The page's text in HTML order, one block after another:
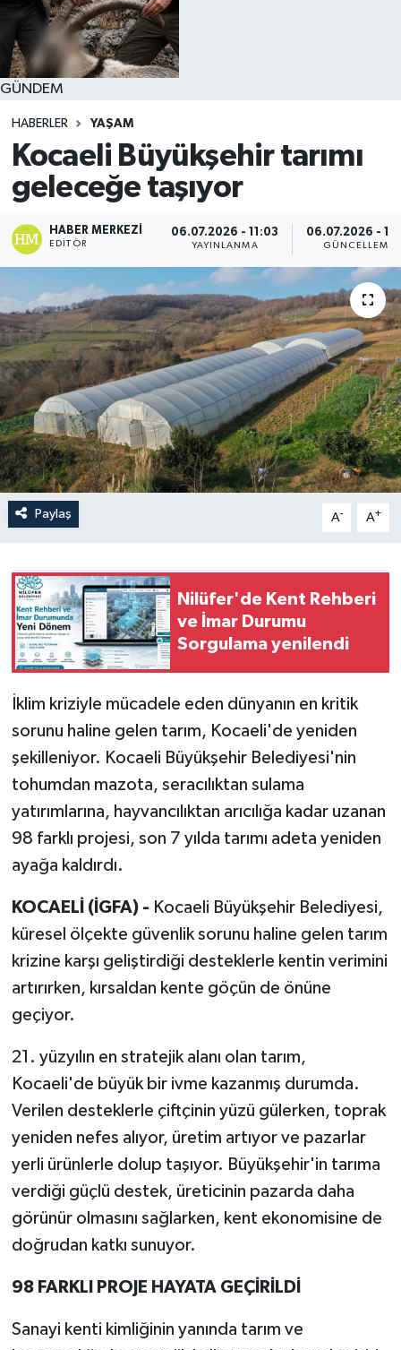
GÜNDEM
HABERLER YAŞAM
Kocaeli Büyükşehir tarımı
geleceğe taşıyor
HABER MERKEZI
EDITÖR
06.07.2026 - 11:03
YAYINLANMA
06.07.2026 -
GÜNCELLEME
Paylaş A- A+
Nilüfer'de Kent Rehberi
ve İmar Durumu
Sorgulama yenilendi
İklim kriziyle mücadele eden dünyanın en kritik
sorunu haline gelen tarım, Kocaeli'de yeniden
şekilleniyor. Kocaeli Büyükşehir Belediyesi'nin
tohumdan mazota, seracılıktan sulama
yatırımlarına, hayvancılıktan arıcılığa kadar uzanan
98 farklı projesi, son 7 yılda tarımı adeta yeniden
ayağa kaldırdı.
KOCAELİ (İGFA) - Kocaeli Büyükşehir Belediyesi,
küresel ölçekte güvenlik sorunu haline gelen tarım
krizine karşı geliştirdiği desteklerle kentin verimini
artırırken, kırsaldan kente göçün de önüne
geçiyor.
21. yüzyılın en stratejik alanı olan tarım,
Kocaeli'de büyük bir ivme kazanmış durumda.
Verilen desteklerle çiftçinin yüzü gülerken, toprak
yeniden nefes alıyor, üretim artıyor ve pazarlar
yerli ürünlerle dolup taşıyor. Büyükşehir'in tarıma
verdiği güçlü destek, üreticinin pazarda daha
görünür olmasını sağlarken, kent ekonomisine de
doğrudan katkı sunuyor.
98 FARKLI PROJE HAYATA GEÇİRİLDİ
Sanayi kenti kimliğinin yanında tarım ve